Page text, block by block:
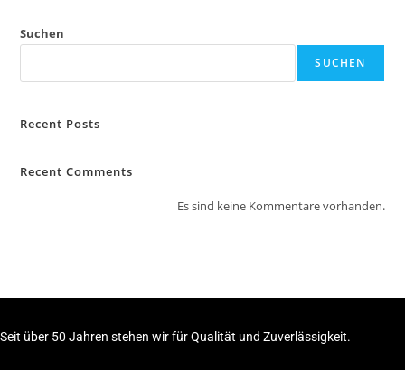
Suchen
SUCHEN
Recent Posts
Recent Comments
Es sind keine Kommentare vorhanden.
Seit über 50 Jahren stehen wir für Qualität und Zuverlässigkeit.